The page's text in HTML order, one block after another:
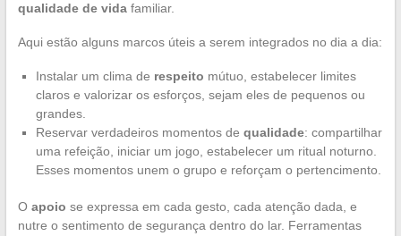
qualidade de vidafamiliar.
Aqui estão alguns marcos úteis a serem integrados no dia a dia:
Instalar um clima de respeito mútuo, estabelecer limites
claros e valorizar os esforços, sejam eles de pequenos ou
grandes.
Reservar verdadeiros momentos de qualidade: compartilhar
uma refeição, iniciar um jogo, estabelecer um ritual noturno.
Esses momentos unem o grupo e reforçam o pertencimento.
O apoio se expressa em cada gesto, cada atenção dada, e
nutre o sentimento de segurança dentro do lar. Ferramentas